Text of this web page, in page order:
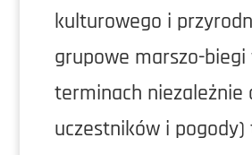
kulturowego i
grupowe marszo-biegi
terminach niezależnie
uczestników i